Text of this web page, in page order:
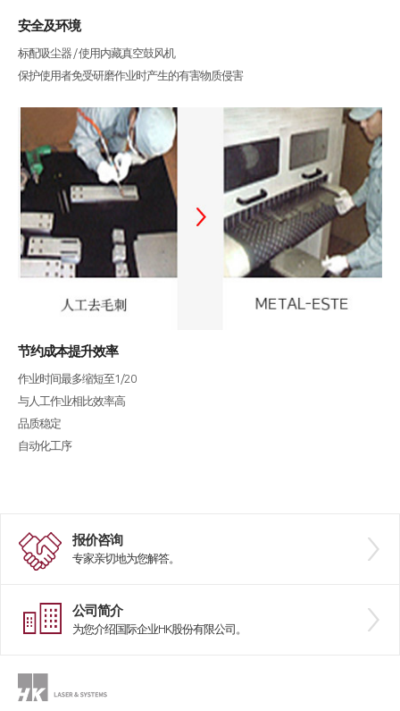
安全及环境
标配吸尘器 / 使用内藏真空鼓风机
保护使用者免受研磨作业时产生的有害物质侵害
节约成本提升效率
作业时间最多缩短至1/20
与人工作业相比效率高
品质稳定
自动化工序
报价咨询
专家亲切地为您解答。
公司简介
为您介绍国际企业HK股份有限公司。